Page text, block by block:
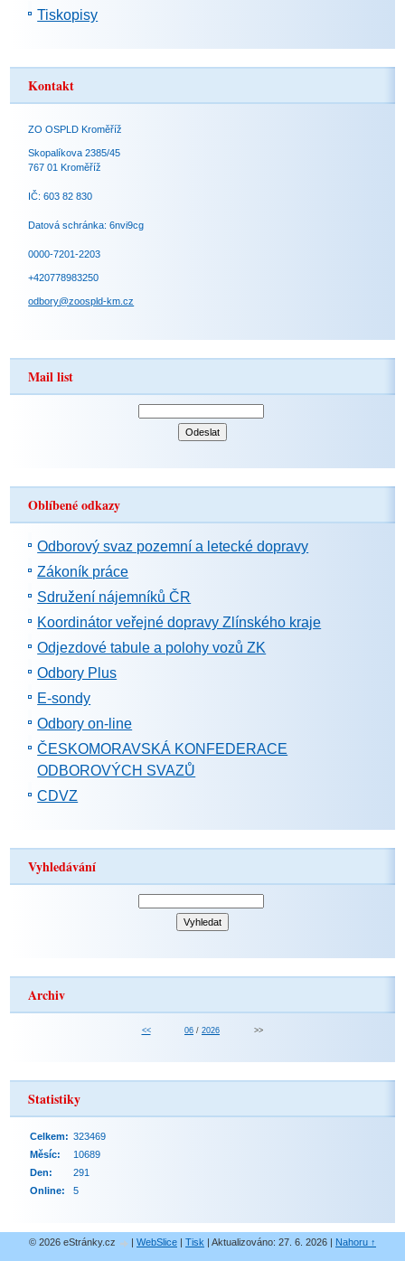
Tiskopisy
Kontakt
ZO OSPLD Kroměříž
Skopalíkova 2385/45
767 01 Kroměříž
IČ: 603 82 830
Datová schránka: 6nvi9cg
0000-7201-2203
+420778983250
odbory@zoospld-km.cz
Mail list
Oblíbené odkazy
Odborový svaz pozemní a letecké dopravy
Zákoník práce
Sdružení nájemníků ČR
Koordinátor veřejné dopravy Zlínského kraje
Odjezdové tabule a polohy vozů ZK
Odbory Plus
E-sondy
Odbory on-line
ČESKOMORAVSKÁ KONFEDERACE
ODBOROVÝCH SVAZŮ
CDVZ
Vyhledávání
Archiv
<< 06 / 2026 >>
Statistiky
Online: 5
Celkem: 323469
Měsíc:
10689
Den:
291
© 2026 eStránky.cz | WebSlice | Tisk | Aktualizováno: 27. 6. 2026 | Nahoru ↑